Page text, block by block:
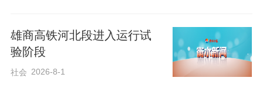
今年全国两会上，习近平总书记在参
加江苏代表团审议时，向育种人员详细了
雄商高铁河北段进入运行试
验阶段
社会 2026-8-1